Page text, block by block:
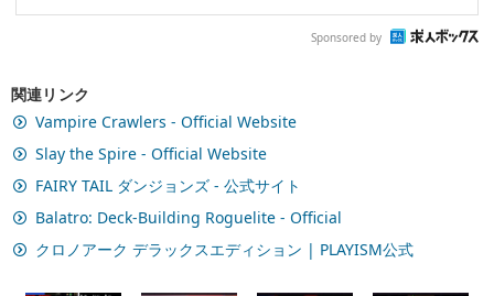
Sponsored by
関連リンク
Vampire Crawlers - Official Website
Slay the Spire - Official Website
FAIRY TAIL ダンジョンズ - 公式サイト
Balatro: Deck-Building Roguelite - Official
クロノアーク デラックスエディション | PLAYISM公式